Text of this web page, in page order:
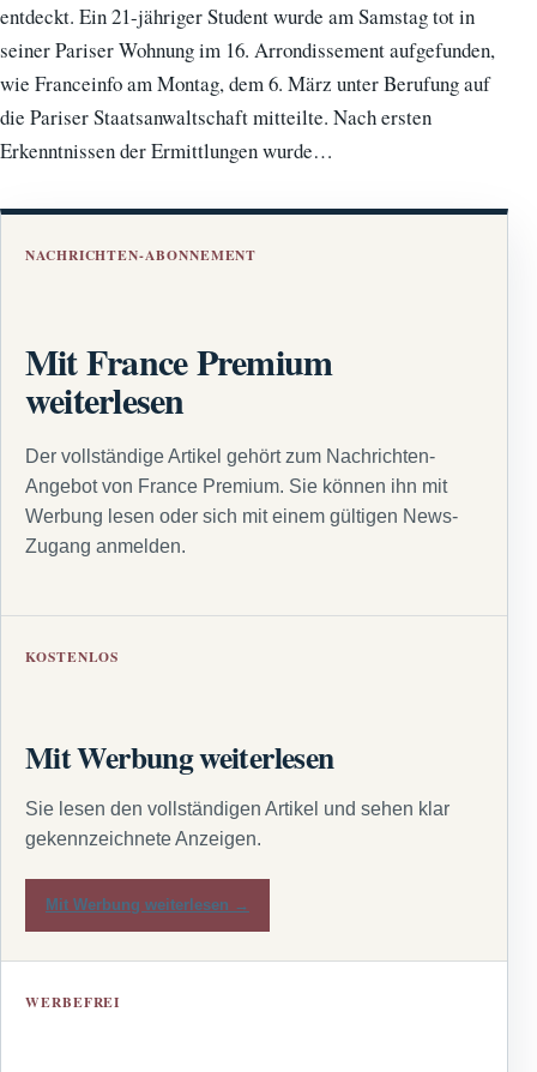
entdeckt. Ein 21-jähriger Student wurde am Samstag tot in
seiner Pariser Wohnung im 16. Arrondissement aufgefunden,
wie Franceinfo am Montag, dem 6. März unter Berufung auf
die Pariser Staatsanwaltschaft mitteilte. Nach ersten
Erkenntnissen der Ermittlungen wurde…
NACHRICHTEN-ABONNEMENT
Mit France Premium
weiterlesen
Der vollständige Artikel gehört zum Nachrichten-
Angebot von France Premium. Sie können ihn mit
Werbung lesen oder sich mit einem gültigen News-
Zugang anmelden.
KOSTENLOS
Mit Werbung weiterlesen
Sie lesen den vollständigen Artikel und sehen klar
gekennzeichnete Anzeigen.
Mit Werbung weiterlesen →
WERBEFREI